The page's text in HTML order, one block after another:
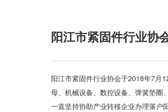
阳江市紧固件行业协
阳江市紧固件行业协会于2018年7月
母、机械设备、数控设备、弹簧垫圈
一直坚持协助产业转移企业办理落户